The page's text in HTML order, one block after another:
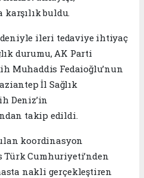
karşılık buldu.
ileri tedaviye ihtiyaç
durumu, AK Parti
Muhaddis Fedaioğlu’nun
İl Sağlık
Deniz’in
takip edildi.
koordinasyon
Türk Cumhuriyeti’nden
nakli gerçekleştiren